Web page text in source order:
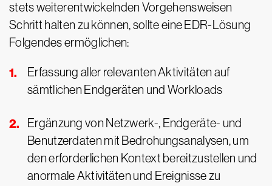
stets weiterentwickelnden Vorgehensweisen
Schritt halten zu können, sollte eine EDR-Lösung
Folgendes ermöglichen:
Erfassung aller relevanten Aktivitäten auf
sämtlichen Endgeräten und Workloads
Ergänzung von Netzwerk-, Endgeräte- und
Benutzerdaten mit Bedrohungsanalysen, um
den erforderlichen Kontext bereitzustellen und
anormale Aktivitäten und Ereignisse zu